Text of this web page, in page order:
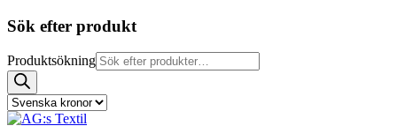
Sök efter produkt
Produktsökning